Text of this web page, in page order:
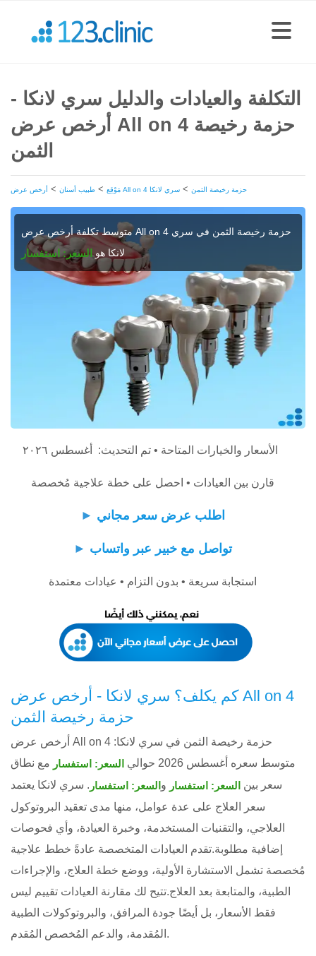
التكلفة والعيادات والدليل سري لانكا -
أرخص عرض All on 4 حزمة رخيصة
الثمن
مَوْقِع > طبيب أسنان > أرخص عرض All on 4 حزمة رخيصة الثمن > سري لانكا
متوسط تكلفة أرخص عرض All on 4 حزمة رخيصة الثمن في سري
لانكا هوالسعر: استفسار
قارن بين العيادات • احصل على خطة علاجية مُخصصة
► اطلب عرض سعر مجاني
► تواصل مع خبير عبر واتساب
استجابة سريعة • بدون التزام • عيادات معتمدة
كم يكلف؟ سري لانكا - أرخص عرض All on 4
حزمة رخيصة الثمن
أرخص عرض All on 4 حزمة رخيصة الثمن في سري لانكا:
متوسط ​​سعره أغسطس 2026 حوالي
السعر: استفسار مع نطاق
سعر بين السعر: استفسار و السعر: استفسار . سري لانكا يعتمد
سعر العلاج على عدة عوامل، منها مدى تعقيد البروتوكول
العلاجي، والتقنيات المستخدمة، وخبرة العيادة، وأي فحوصات
إضافية مطلوبة.تقدم العيادات المتخصصة عادةً خطط علاجية
مُخصصة تشمل الاستشارة الأولية، ووضع خطة العلاج، والإجراءات
الطبية، والمتابعة بعد العلاج.تتيح لك مقارنة العيادات تقييم ليس
فقط الأسعار، بل أيضًا جودة المرافق، والبروتوكولات الطبية
المُقدمة، والدعم المُخصص المُقدم.